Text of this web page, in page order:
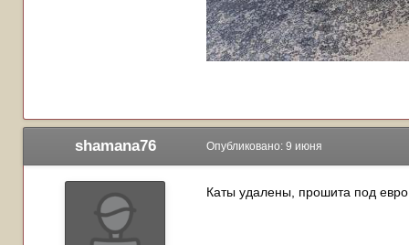
shamana76 Опубликовано: 9 июня
Каты удалены, прошита под